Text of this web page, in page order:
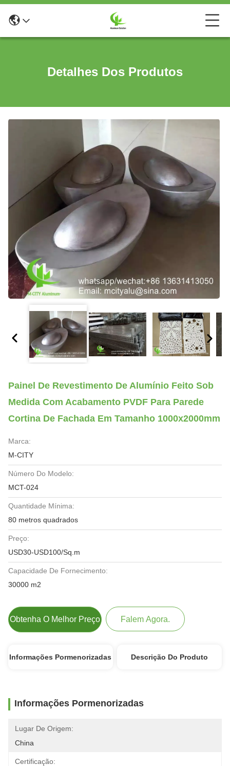
Detalhes Dos Produtos
Painel De Revestimento De Alumínio Feito Sob
Medida Com Acabamento PVDF Para Parede
Cortina De Fachada Em Tamanho 1000x2000mm
Marca:
M-CITY
Número Do Modelo:
MCT-024
Quantidade Mínima:
80 metros quadrados
Preço:
USD30-USD100/Sq.m
Capacidade De Fornecimento:
30000 m2
Obtenha O Melhor Preço Falem Agora.
Informações Pormenorizadas Descrição Do Produto
Informações Pormenorizadas
Lugar De Origem:
China
Certificação: